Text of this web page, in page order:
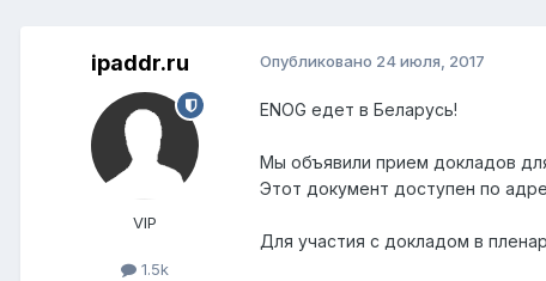
ipaddr.ru
VIP
1.5k
Опубликовано 24 июля, 2017
ENOG едет в Беларусь!
Мы объявили прием докладов
Этот документ доступен по
Для участия с докладом в